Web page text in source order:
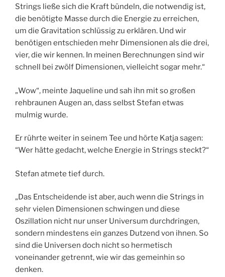
Strings ließe sich die Kraft bündeln, die notwendig ist,
die benötigte Masse durch die Energie zu erreichen,
um die Gravitation schlüssig zu erklären. Und wir
benötigen entschieden mehr Dimensionen als die drei,
vier, die wir kennen. In meinen Berechnungen sind wir
schnell bei zwölf Dimensionen, vielleicht sogar mehr.“
„Wow“, meinte Jaqueline und sah ihn mit so großen
rehbraunen Augen an, dass selbst Stefan etwas
mulmig wurde.
Er rührte weiter in seinem Tee und hörte Katja sagen:
“Wer hätte gedacht, welche Energie in Strings steckt?“
Stefan atmete tief durch.
„Das Entscheidende ist aber, auch wenn die Strings in
sehr vielen Dimensionen schwingen und diese
Oszillation nicht nur unser Universum durchdringen,
sondern mindestens ein ganzes Dutzend von ihnen. So
sind die Universen doch nicht so hermetisch
voneinander getrennt, wie wir das gemeinhin so
denken.